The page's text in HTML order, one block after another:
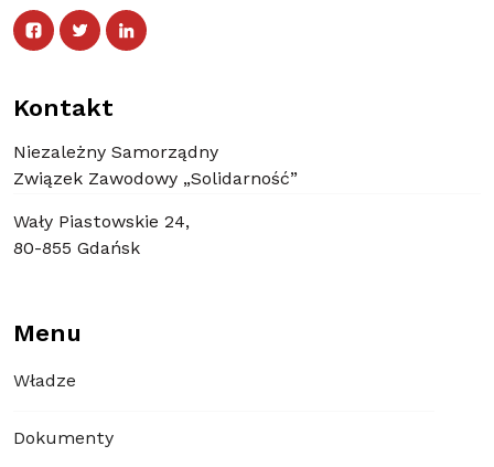
Facebook Facebook
TwitterTwitter
Linked In
Kontakt
Niezależny Samorządny
Związek Zawodowy „Solidarność”
Wały Piastowskie 24,
80-855 Gdańsk
Menu
Władze
Dokumenty